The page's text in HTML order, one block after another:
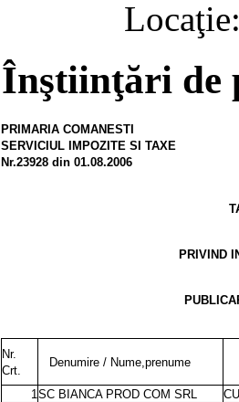
Înştiinţări de
PRIMARIA COMANESTI
SERVICIUL IMPOZITE SI TAXE
Nr.23928 din 01.08.2006
PRIVIND
Nr.
Crt.
Denumire / Nume,prenume
1 SC BIANCA PROD COM SRL